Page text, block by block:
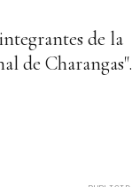
de la
de Charangas".